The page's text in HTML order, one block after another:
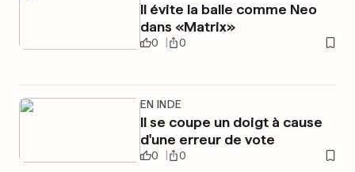
Il évite la balle comme Neo
dans «Matrix»
0 0
EN INDE
Il se coupe un doigt à cause
d'une erreur de vote
0 0